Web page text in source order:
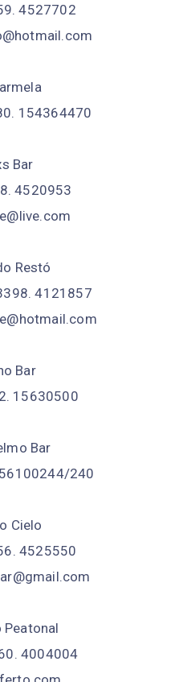
4527702
154364470
Bar
4520953
Restó
4121857
Bar
15630500
Bar
240
Cielo
4525550
4004004